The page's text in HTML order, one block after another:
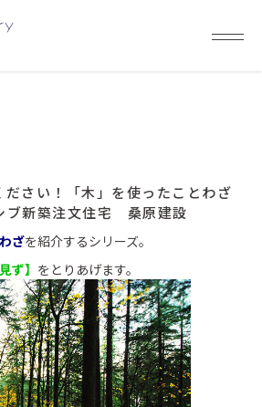
ださい！「木」を使ったことわざ
ブ新築注文住宅 桑原建設
ざを紹介するシリーズ。
ず】 をとりあげます。